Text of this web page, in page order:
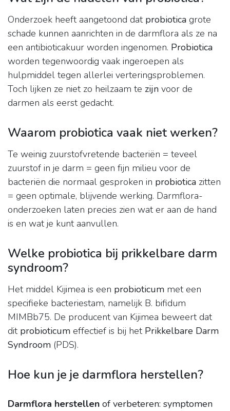
Onderzoek heeft aangetoond dat probiotica grote
schade kunnen aanrichten in de darmflora als ze na
een antibioticakuur worden ingenomen. Probiotica
worden tegenwoordig vaak ingeroepen als
hulpmiddel tegen allerlei verteringsproblemen.
Toch lijken ze niet zo heilzaam te zijn voor de
darmen als eerst gedacht.
Waarom probiotica vaak niet werken?
Te weinig zuurstofvretende bacteriën = teveel
zuurstof in je darm = geen fijn milieu voor de
bacteriën die normaal gesproken in probiotica zitten
= geen optimale, blijvende werking. Darmflora-
onderzoeken laten precies zien wat er aan de hand
is en wat je kunt aanvullen.
Welke probiotica bij prikkelbare darm
syndroom?
Het middel Kijimea is een probioticum met een
specifieke bacteriestam, namelijk B. bifidum
MIMBb75. De producent van Kijimea beweert dat
dit probioticum effectief is bij het Prikkelbare Darm
Syndroom (PDS).
Hoe kun je je darmflora herstellen?
Darmflora herstellen of verbeteren: symptomen